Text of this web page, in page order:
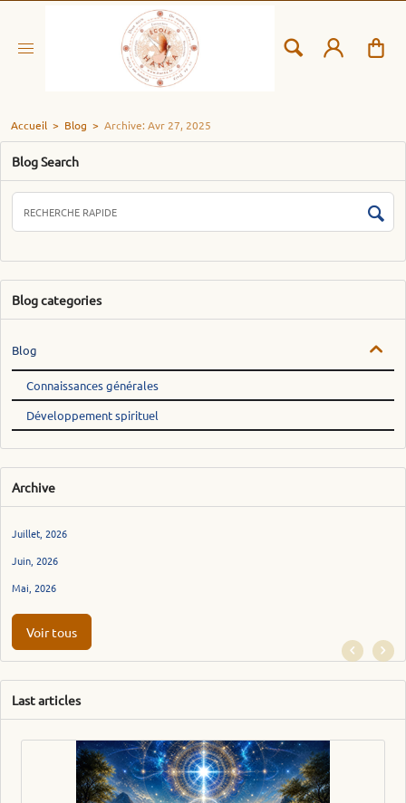
Accueil > Blog > Archive: Avr 27, 2025
Blog Search
Blog categories
Blog
Connaissances générales
Développement spirituel
Archive
Juillet, 2026
Juin, 2026
Mai, 2026
Voir tous
Last articles